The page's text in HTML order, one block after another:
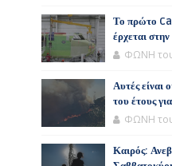
Το πρώτο
έρχεται
ΦΩΝΗ
Αυτές είναι
του έτους
ΦΩΝΗ
Καιρός: